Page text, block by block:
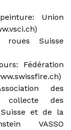
Union
roues Suisse
Fédération
des
des
et de la
VASSO